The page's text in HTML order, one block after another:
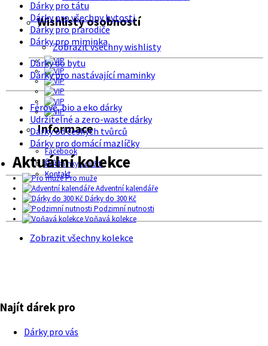
Wishlisty osobností
Zobrazit všechny wishlisty
Informace
Facebook
O nás
Podmínky použití
Kontakt
Dárky pro tátu
Dárky pro všechny bytosti
Dárky pro prarodiče
Dárky pro miminka
Dárky do bytu
Dárky pro nastávající maminky
Férové, bio a eko dárky
Udržitelné a zero-waste dárky
Dárky od českých tvůrců
Dárky pro domácí mazlíčky
Aktuální kolekce
Pro muže
Adventní kalendáře
Dárky do 300 Kč
Podzimní nutnosti
Voňavá kolekce
Zobrazit všechny kolekce
Najít dárek pro
Dárky pro vás